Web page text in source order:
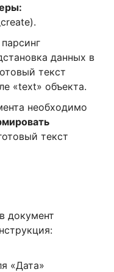
данных в
текст
«text» объекта.
необходимо
текст
документ
«Дата»